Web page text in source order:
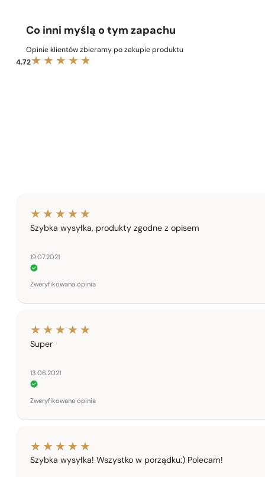
Co inni myślą o tym zapachu
Opinie klientów zbieramy po zakupie produktu
4.72
Szybka wysyłka, produkty zgodne z opisem
19.07.2021
Zweryfikowana opinia
Super
13.06.2021
Zweryfikowana opinia
Szybka wysyłka! Wszystko w porządku:) Polecam!